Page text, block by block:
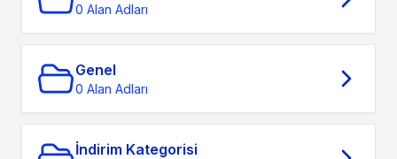
0 Alan Adları
Genel
0 Alan Adları
İndirim Kategorisi